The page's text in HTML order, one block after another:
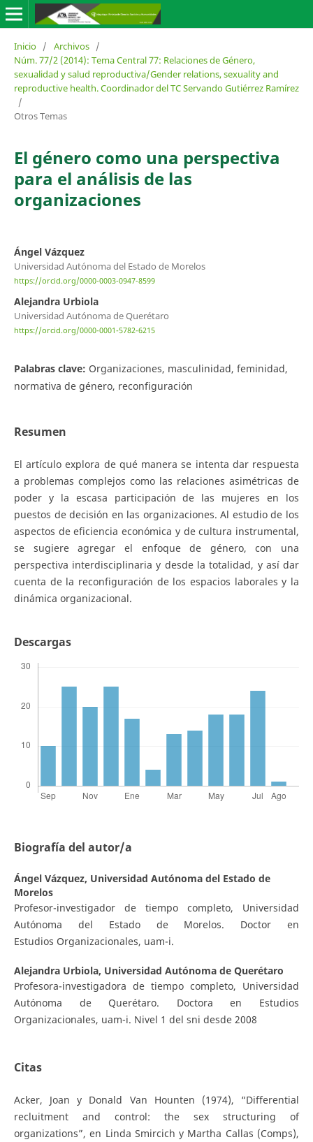
Inicio / Archivos /
Núm. 77/2 (2014): Tema Central 77: Relaciones de Género,
sexualidad y salud reproductiva/Gender relations, sexuality and
reproductive health. Coordinador del TC Servando Gutiérrez Ramírez
/
Otros Temas
El género como una perspectiva
para el análisis de las
organizaciones
Ángel Vázquez
Universidad Autónoma del Estado de Morelos
https://orcid.org/0000-0003-0947-8599
Alejandra Urbiola
Universidad Autónoma de Querétaro
https://orcid.org/0000-0001-5782-6215
Palabras clave: Organizaciones, masculinidad, feminidad,
normativa de género, reconfiguración
Resumen
El artículo explora de qué manera se intenta dar respuesta
a problemas complejos como las relaciones asimétricas de
poder y la escasa participación de las mujeres en los
puestos de decisión en las organizaciones. Al estudio de los
aspectos de eficiencia económica y de cultura instrumental,
se sugiere agregar el enfoque de género, con una
perspectiva interdisciplinaria y desde la totalidad, y así dar
cuenta de la reconfiguración de los espacios laborales y la
dinámica organizacional.
Descargas
Biografía del autor/a
Ángel Vázquez, Universidad Autónoma del Estado de
Morelos
Profesor-investigador de tiempo completo, Universidad
Autónoma del Estado de Morelos. Doctor en
Estudios Organizacionales, uam-i.
Alejandra Urbiola, Universidad Autónoma de Querétaro
Profesora-investigadora de tiempo completo, Universidad
Autónoma de Querétaro. Doctora en Estudios
Organizacionales, uam-i. Nivel 1 del sni desde 2008
Citas
Acker, Joan y Donald Van Hounten (1974), “Differential
recluitment and control: the sex structuring of
organizations”, en Linda Smircich y Martha Callas (Comps),